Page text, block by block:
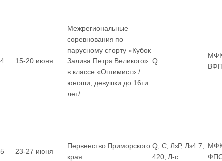
4 15-20 июня
Межрегиональные
соревнования по
парусному спорту «Кубок
Залива Петра Великого»
в классе «Оптимист» /
юноши, девушки до 16ти
лет/
Q
5 23-27 июня
Первенство Приморского
края
Q, С, ЛзР, Лз4.7,
420, Л-с